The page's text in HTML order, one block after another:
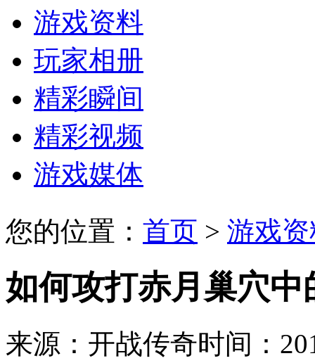
游戏资料
玩家相册
精彩瞬间
精彩视频
游戏媒体
您的位置： 首页 > 游戏
如何攻打赤月巢穴中
来源：开战传奇时间：